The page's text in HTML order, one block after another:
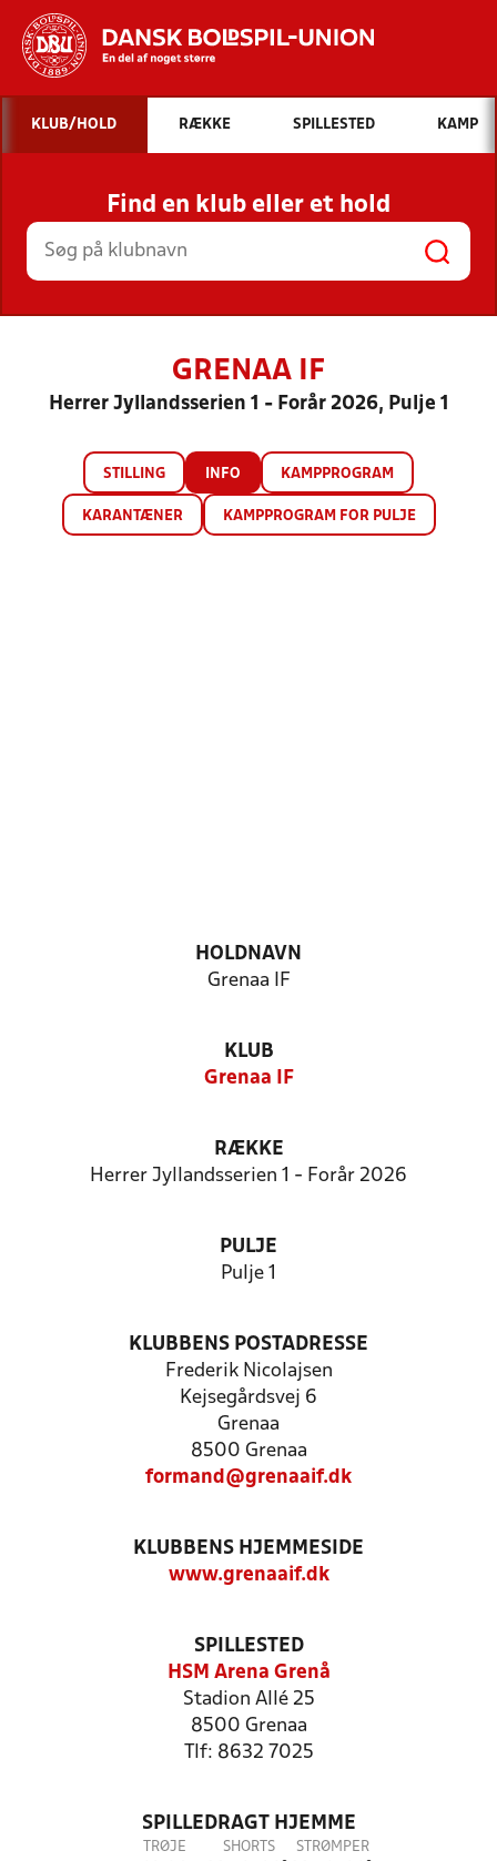
Hvad vil du søge efter?
INDHOLD OG NYHEDER
STILLINGER, RESULTATER, KLUBBER OG
HOLD
KLUB/HOLD RÆKKE SPILLESTED KAMP
Find en klub eller et hold
GRENAA IF
Herrer Jyllandsserien 1 - Forår 2026, Pulje 1
STILLING INFO KAMPPROGRAM
KARANTÆNER KAMPPROGRAM FOR PULJE
HOLDNAVN
Grenaa IF
KLUB
Grenaa IF
RÆKKE
Herrer Jyllandsserien 1 - Forår 2026
PULJE
Pulje 1
KLUBBENS POSTADRESSE
Frederik Nicolajsen
Kejsegårdsvej 6
Grenaa
8500 Grenaa
formand@grenaaif.dk
KLUBBENS HJEMMESIDE
www.grenaaif.dk
SPILLESTED
HSM Arena Grenå
Stadion Allé 25
8500 Grenaa
Tlf: 8632 7025
SPILLEDRAGT HJEMME
TRØJE SHORTS STRØMPER